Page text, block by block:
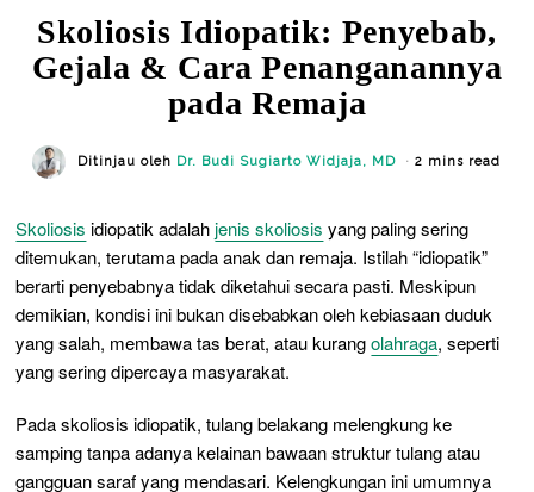
Skoliosis Idiopatik: Penyebab,
Gejala & Cara Penanganannya
pada Remaja
Ditinjau oleh Dr. Budi Sugiarto Widjaja, MD 2 mins read
Skoliosis idiopatik adalahjenis skoliosis yang paling sering
ditemukan, terutama pada anak dan remaja. Istilah “idiopatik”
berarti penyebabnya tidak diketahui secara pasti. Meskipun
demikian, kondisi ini bukan disebabkan oleh kebiasaan duduk
yang salah, membawa tas berat, atau kurangolahraga, seperti
yang sering dipercaya masyarakat.
Pada skoliosis idiopatik, tulang belakang melengkung ke
samping tanpa adanya kelainan bawaan struktur tulang atau
gangguan saraf yang mendasari. Kelengkungan ini umumnya